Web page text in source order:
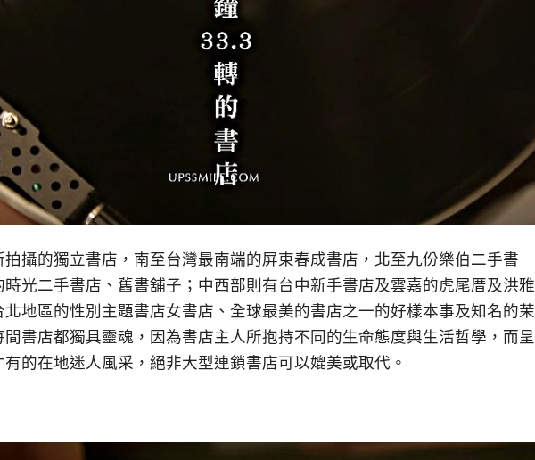
拍攝的獨立書店，南至台灣最南端的屏東春成書店，北至九份樂伯二手書
時光二手書店、舊書舖子；中西部則有台中新手書店及雲嘉的虎尾厝及洪雅
北地區的性別主題書店女書店、全球最美的書店之一的好樣本事及知名的茉
間書店都獨具靈魂，因為書店主人所抱持不同的生命態度與生活哲學，而呈
的在地迷人風采，絕非大型連鎖書店可以媲美或取代。